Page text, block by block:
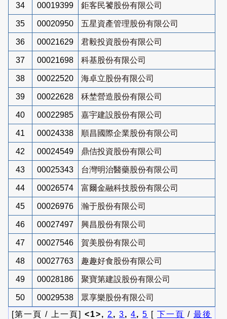
34 00019399 鉅客民饕股份有限公司
35 00020950 五星資產管理股份有限公司
36 00021629 君毅投資股份有限公司
37 00021698 科基股份有限公司
38 00022520 海卓立股份有限公司
39 00022628 秝埜營造股份有限公司
40 00022985 嘉宇建設股份有限公司
41 00024338 順昌國際企業股份有限公司
42 00024549 鼎佶投資股份有限公司
43 00025343 台灣明治醫藥股份有限公司
44 00026574 富爾金融科技股份有限公司
45 00026976 瀚于股份有限公司
46 00027497 興昌股份有限公司
47 00027546 賀美股份有限公司
48 00027763 趣趣好食股份有限公司
49 00028186 聚寶第建設股份有限公司
50 00029538
眾享樂股份有限公司
[第一頁 / 上一頁] <1>, 2 , 3, 4, 5 [ 下一頁 / 最後